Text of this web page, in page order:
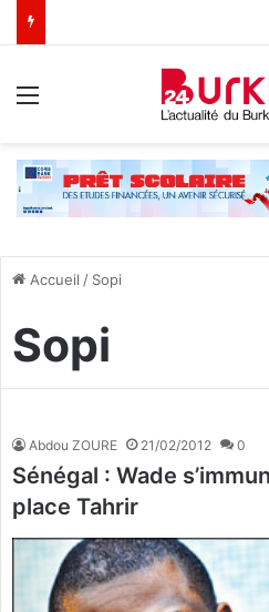
Accueil / Sopi
Sopi
Abdou ZOURE 21/02/2012 0
Sénégal : Wade
place Tahrir